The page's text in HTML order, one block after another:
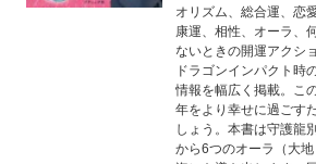
オリズム、総合運、恋
康運、相性、オーラ、
ないときの開運アクシ
ドラゴンインパクト時
情報を幅広く掲載。こ
年をより幸せに過ごす
しょう。本書は守護龍
から6つのオーラ（大